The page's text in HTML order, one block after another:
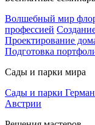
Волшебный мир
профессией
Проектирование
Подготовка
Сады и парки мира
Сады и парки
Австрии